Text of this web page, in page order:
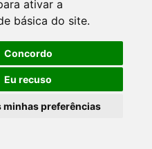
ativar a
básica do site.
Concordo
Eu recuso
minhas preferências